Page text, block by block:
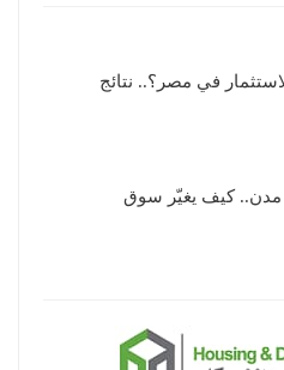
في مصر؟.. نتائج
البناء الأخضر إلزامي في 5 مدن.. كيف يغيّر سوق